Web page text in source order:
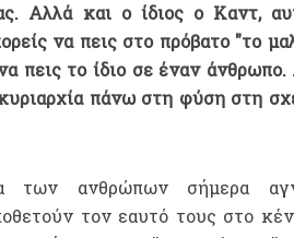
Αλλά και ο ίδιος ο Καντ,
να πεις στο πρόβατο "το
πεις το ίδιο σε έναν
πάνω στη φύση στη
των ανθρώπων σήμερα
τον εαυτό τους στο